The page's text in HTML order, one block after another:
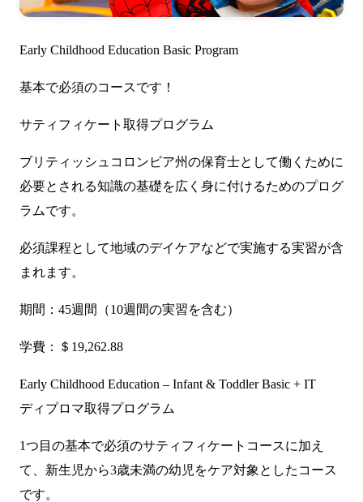
Early Childhood Education Basic Program
基本で必須のコースです！
サティフィケート取得プログラム
ブリティッシュコロンビア州の保育士として働くために
必要とされる知識の基礎を広く身に付けるためのプログ
ラムです。
必須課程として地域のデイケアなどで実施する実習が含
まれます。
期間：45週間（10週間の実習を含む）
学費：＄19,262.88
Early Childhood Education – Infant & Toddler Basic + IT
ディプロマ取得プログラム
1つ目の基本で必須のサティフィケートコースに加え
て、新生児から3歳未満の幼児をケア対象としたコース
です。